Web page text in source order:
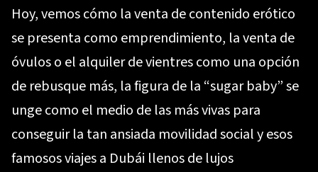
Hoy, vemos cómo la venta de contenido erótico
se presenta como emprendimiento, la venta de
óvulos o el alquiler de vientres como una opción
de rebusque más, la figura de la “sugar baby” se
unge como el medio de las más vivas para
conseguir la tan ansiada movilidad social y esos
famosos viajes a Dubái llenos de lujos